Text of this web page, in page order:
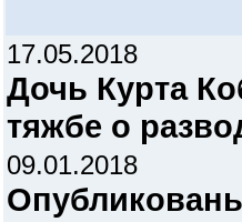
17.05.2018
Дочь Курта
тяжбе о
09.01.2018